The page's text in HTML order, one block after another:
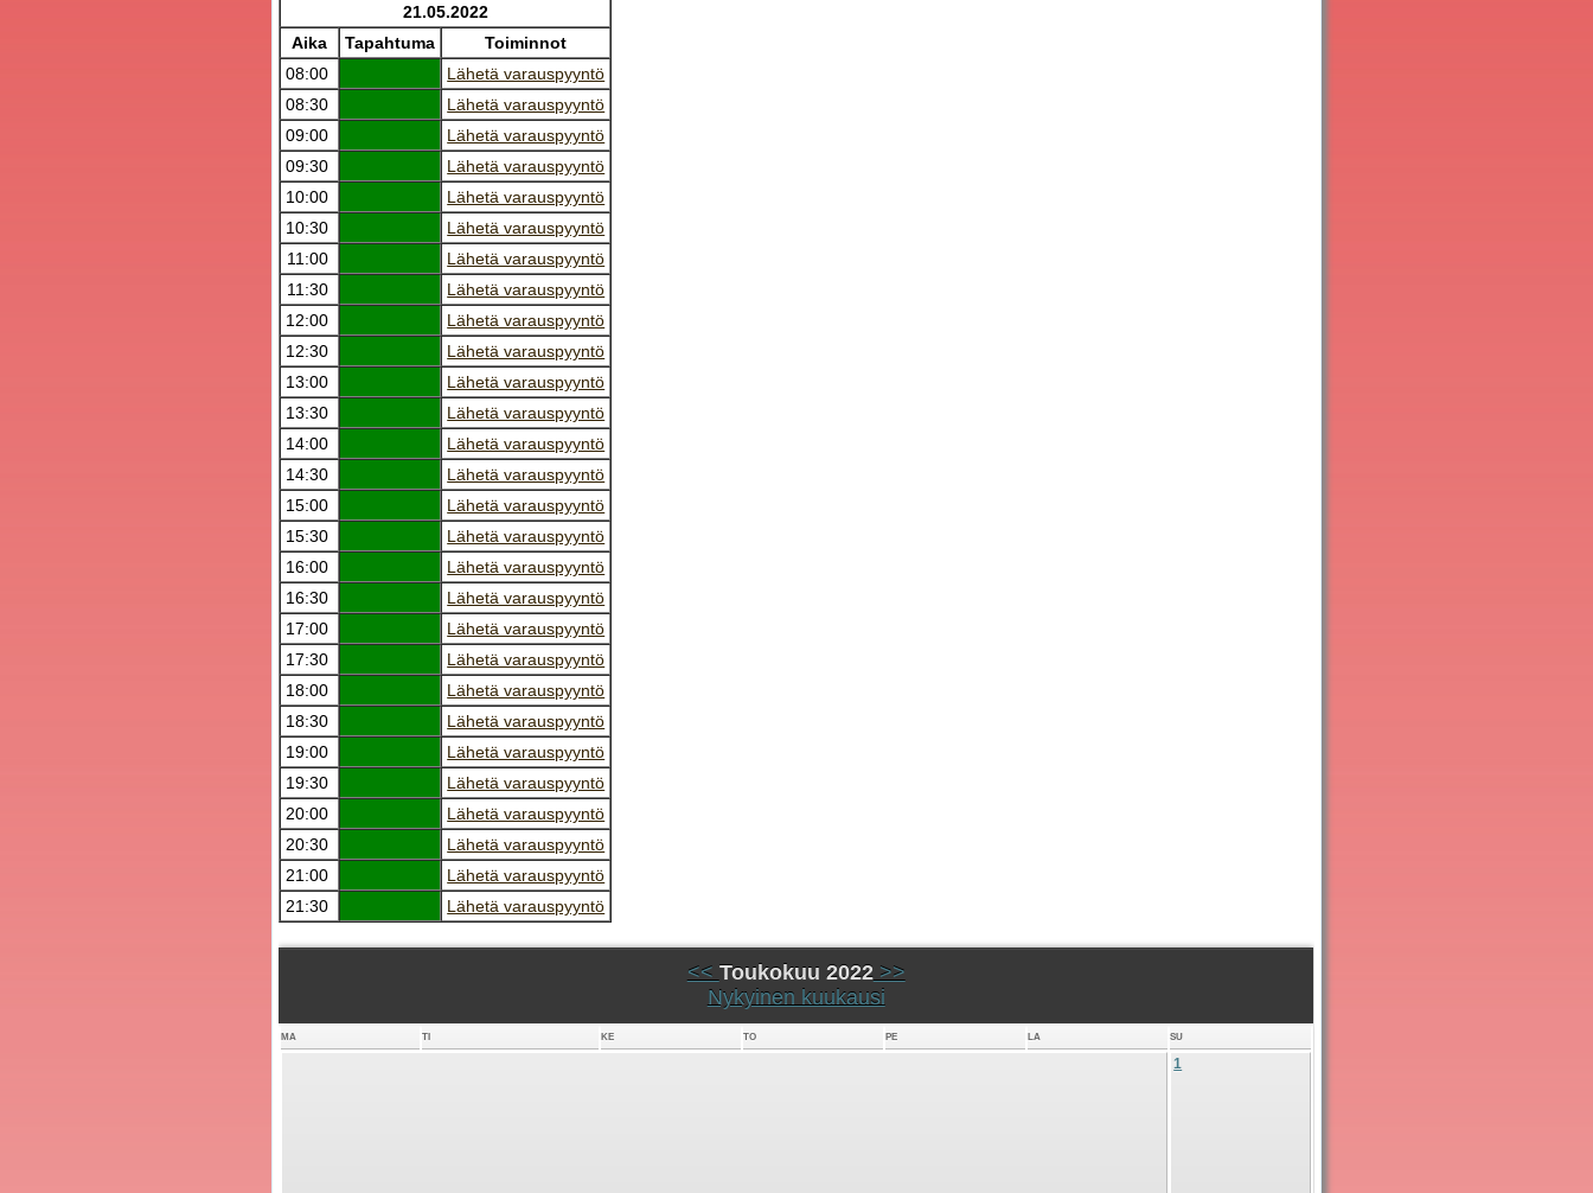
21.05.2022
Aika
Tapahtuma
Toiminnot
08:00
Lähetä varauspyyntö
08:30
Lähetä varauspyyntö
09:00
Lähetä varauspyyntö
09:30
Lähetä varauspyyntö
10:00
Lähetä varauspyyntö
10:30
Lähetä varauspyyntö
11:00
Lähetä varauspyyntö
11:30
Lähetä varauspyyntö
12:00
Lähetä varauspyyntö
12:30
Lähetä varauspyyntö
13:00
Lähetä varauspyyntö
13:30
Lähetä varauspyyntö
14:00
Lähetä varauspyyntö
14:30
Lähetä varauspyyntö
15:00
Lähetä varauspyyntö
15:30
Lähetä varauspyyntö
16:00
Lähetä varauspyyntö
16:30
Lähetä varauspyyntö
17:00
Lähetä varauspyyntö
17:30
Lähetä varauspyyntö
18:00
Lähetä varauspyyntö
18:30
Lähetä varauspyyntö
19:00
Lähetä varauspyyntö
19:30
Lähetä varauspyyntö
20:00
Lähetä varauspyyntö
20:30
Lähetä varauspyyntö
21:00
Lähetä varauspyyntö
21:30
Lähetä varauspyyntö
<< Toukokuu 2022>>
Nykyinen kuukausi
MA TI KE TO PE LA SU
1